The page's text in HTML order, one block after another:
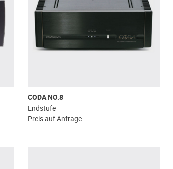
CODA NO.8
Endstufe
Preis auf Anfrage